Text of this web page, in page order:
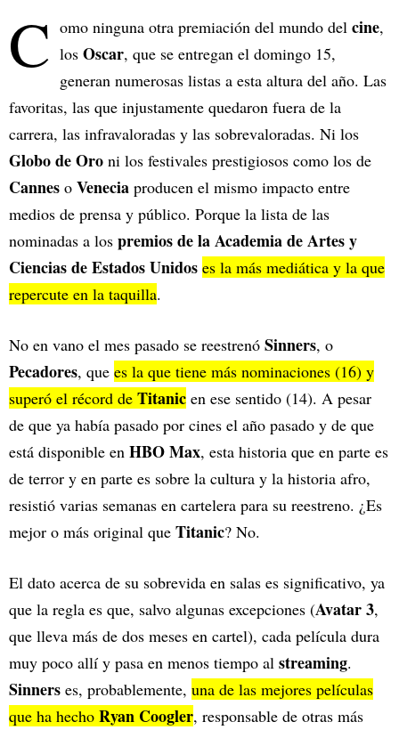
C omo ninguna otra premiación del mundo del cine,
los Oscar, que se entregan el domingo 15,
generan numerosas listas a esta altura del año. Las
favoritas, las que injustamente quedaron fuera de la
carrera, las infravaloradas y las sobrevaloradas. Ni los
Globo de Oro ni los festivales prestigiosos como los de
Cannes o Venecia producen el mismo impacto entre
medios de prensa y público. Porque la lista de las
nominadas a los premios de la Academia de Artes y
Ciencias de Estados Unidos es la más mediática y la que
repercute en la taquilla.
No en vano el mes pasado se reestrenó Sinners, o
Pecadores, que es la que tiene más nominaciones (16) y
superó el récord de Titanic en ese sentido (14). A pesar
de que ya había pasado por cines el año pasado y de que
está disponible en HBO Max, esta historia que en parte es
de terror y en parte es sobre la cultura y la historia afro,
resistió varias semanas en cartelera para su reestreno. ¿Es
mejor o más original que Titanic? No.
El dato acerca de su sobrevida en salas es significativo, ya
que la regla es que, salvo algunas excepciones (Avatar 3,
que lleva más de dos meses en cartel), cada película dura
muy poco allí y pasa en menos tiempo al streaming.
Sinners es, probablemente, una de las mejores películas
que ha hecho Ryan Coogler, responsable de otras más